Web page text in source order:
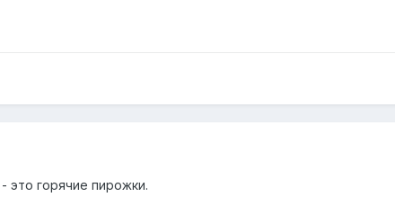
это горячие пирожки.